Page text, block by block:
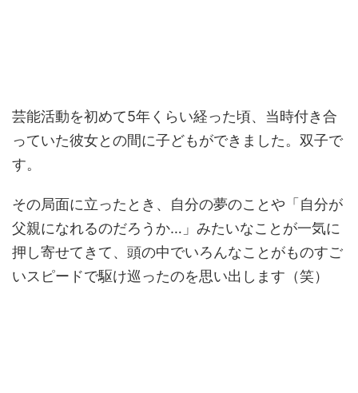
芸能活動を初めて5年くらい経った頃、当時付き合
っていた彼女との間に子どもができました。双子で
す。
その局面に立ったとき、自分の夢のことや「自分が
父親になれるのだろうか…」みたいなことが一気に
押し寄せてきて、頭の中でいろんなことがものすご
いスピードで駆け巡ったのを思い出します（笑）